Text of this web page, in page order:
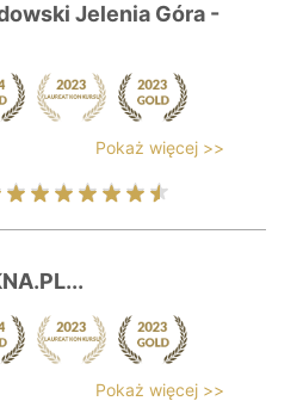
Jelenia Góra -
Pokaż więcej >>
Pokaż więcej >>